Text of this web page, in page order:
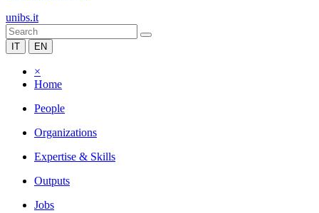
unibs.it
IT EN
×
Home
People
Organizations
Expertise & Skills
Outputs
Jobs